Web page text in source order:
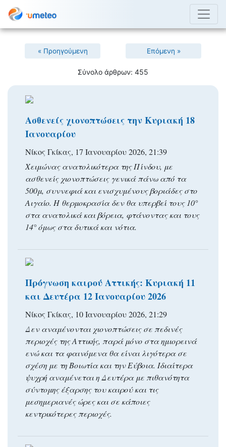
« Προηγούμενη Επόμενη »
Σύνολο άρθρων: 455
Ασθενείς χιονοπτώσεις την Κυριακή 18
Ιανουαρίου
Νίκος Γκίκας, 17 Ιανουαρίου 2026, 21:39
Χειμώνας ανατολικότερα της Πίνδου, με
ασθενείς χιονοπτώσεις γενικά πάνω από τα
500μ, συννεφιά και ενισχυμένους βοριάδες στο
Αιγαίο. Η θερμοκρασία δεν θα υπερβεί τους 10°
στα ανατολικά και βόρεια, φτάνοντας και τους
14° όμως στα δυτικά και νότια.
Πρόγνωση καιρού Αττικής: Κυριακή 11
και Δευτέρα 12 Ιανουαρίου 2026
Νίκος Γκίκας, 10 Ιανουαρίου 2026, 21:29
Δεν αναμένονται χιονοπτώσεις σε πεδινές
περιοχές της Αττικής, παρά μόνο στα ημιορεινά
ενώ και τα φαινόμενα θα είναι λιγότερα σε
σχέση με τη Βοιωτία και την Εύβοια. Ιδιαίτερα
ψυχρή αναμένεται η Δευτέρα με πιθανότητα
σύντομης έξαρσης του καιρού και τις
μεσημεριανές ώρες και σε κάποιες
κεντρικότερες περιοχές.